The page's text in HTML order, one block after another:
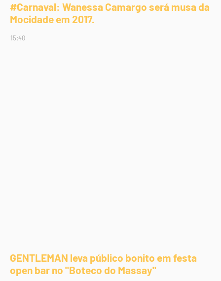
#Carnaval: Wanessa Camargo será musa da
Mocidade em 2017.
15:40
GENTLEMAN leva público bonito em festa
open bar no "Boteco do Massay"